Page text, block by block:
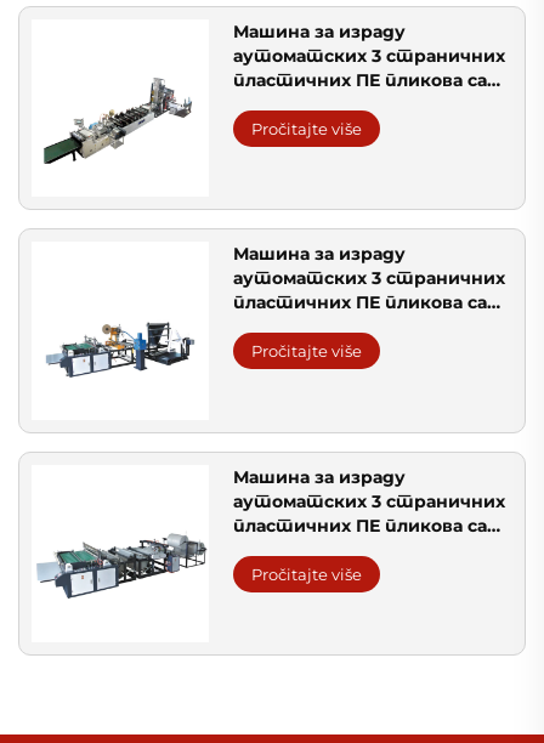
Машина за израду
аутоматских 3 страничних
пластичних ПЕ пликова са
Pročitajte više
Машина за израду
аутоматских 3 страничних
пластичних ПЕ пликова са
Pročitajte više
Машина за израду
аутоматских 3 страничних
пластичних ПЕ пликова са
Pročitajte više